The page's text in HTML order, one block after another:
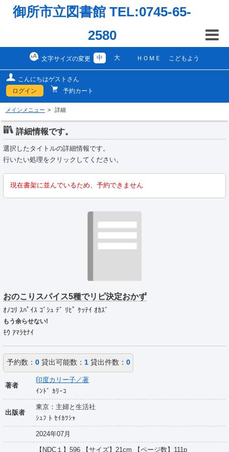
御所市立図書館 TEL:0745-65-
2580
文字サイズの変更 中 大 ＨＯＭＥ こどもよう
こんにちはゲストさん
ログイン
予約カート
メインメニュー 詳細
詳細情報です。
選択したタイトルの詳細情報です。
行いたい処理をクリックしてください。
現在書架に並んでいるため、予約できません
おのこりスパイス5種でリピ決定おかず
ｵﾉｺﾘ ｽﾊﾟｲｽ ｺﾞｼｭ ﾃﾞ ﾘﾋﾟ ｹｯﾃｲ ｵｶｽﾞ
もう余らせない!
ﾓｳ ｱﾏﾗｾﾅｲ
予約数： 0貸出可能数： 1貸出件数： 0
著者
印度カリー子／著
ｲﾝﾄﾞ ｶﾘｰｺ
出版者
東京：主婦と生活社
ｼｭﾌ ﾄ ｾｲｶﾂｼｬ
2024年07月
【NDC１】596 【サイズ】21cm 【ページ数】111p